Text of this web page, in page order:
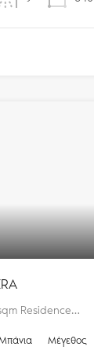
Residence…
Μέγεθος